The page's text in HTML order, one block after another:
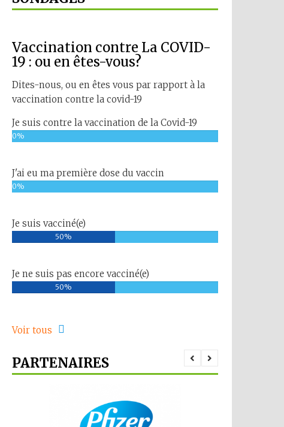
Vaccination contre La COVID-
19 : ou en êtes-vous?
Dites-nous, ou en êtes vous par rapport à la
vaccination contre la covid-19
Je suis contre la vaccination de la Covid-19
0%
J'ai eu ma première dose du vaccin
0%
Je suis vacciné(e)
50%
Je ne suis pas encore vacciné(e)
50%
Voir tous
PARTENAIRES